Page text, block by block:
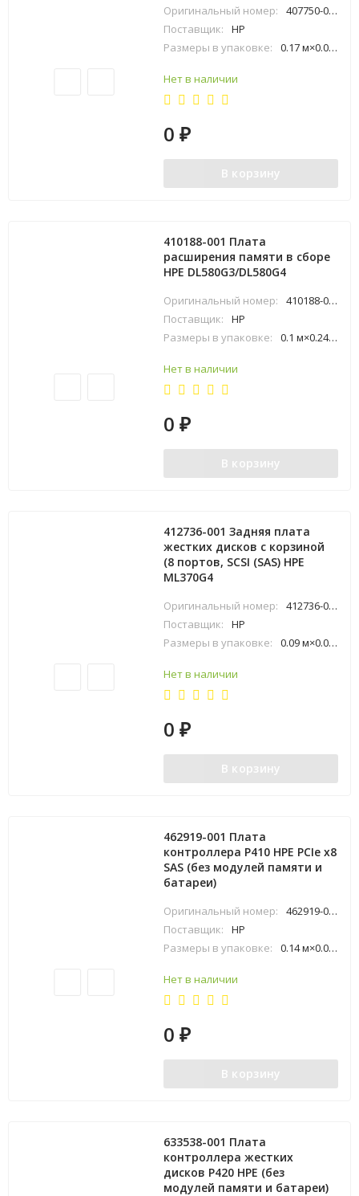
Оригинальный номер:
407750-001
Поставщик:
HP
Размеры в упаковке:
0.17 м×0.06 м×0.24 м
Нет в наличии
0₽
В корзину
410188-001 Плата
расширения памяти в сборе
HPE DL580G3/DL580G4
Оригинальный номер:
410188-001
Поставщик:
HP
Размеры в упаковке:
0.1 м×0.24 м×0.47 м
Нет в наличии
0₽
В корзину
412736-001 Задняя плата
жестких дисков с корзиной
(8 портов, SCSI (SAS) HPE
ML370G4
Оригинальный номер:
412736-001
Поставщик:
HP
Размеры в упаковке:
0.09 м×0.03 м×0.16 м
Нет в наличии
0₽
В корзину
462919-001 Плата
контроллера P410 HPE PCIe x8
SAS (без модулей памяти и
батареи)
Оригинальный номер:
462919-001
Поставщик:
HP
Размеры в упаковке:
0.14 м×0.02 м×0.21 м
Нет в наличии
0₽
В корзину
633538-001 Плата
контроллера жестких
дисков P420 HPE (без
модулей памяти и батареи)